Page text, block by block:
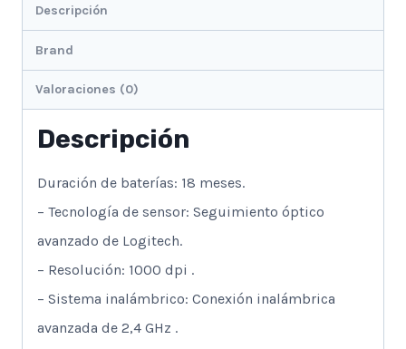
Descripción
Brand
Valoraciones (0)
Descripción
Duración de baterías: 18 meses.
– Tecnología de sensor: Seguimiento óptico
avanzado de Logitech.
– Resolución: 1000 dpi .
– Sistema inalámbrico: Conexión inalámbrica
avanzada de 2,4 GHz .